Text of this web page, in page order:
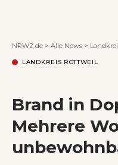
NRWZ.de > Alle News >
LANDKREIS ROTTWEIL
Brand in
Mehrere